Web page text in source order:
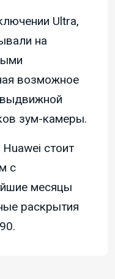
Ultra,
на
возможное
зум-камеры.
стоит
с
месяцы
раскрытия